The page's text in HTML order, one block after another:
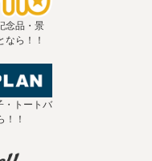
念品・景
なら！！
・トートバ
！！